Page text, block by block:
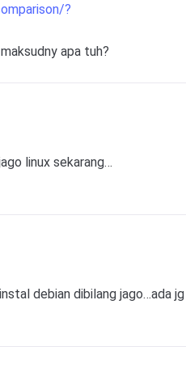
?
apa tuh?
linux sekarang…
debian dibilang jago…ada jg